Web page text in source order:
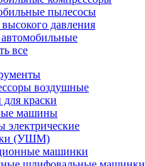
пылесосы
давления
все
воздушные
краски
машины
электрические
(УШМ)
машинки